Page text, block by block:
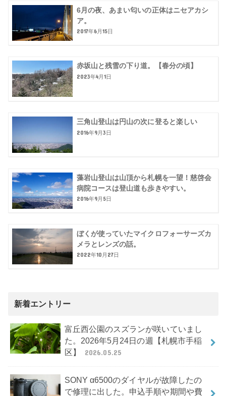
6月の夜、あまい匂いの正体はニセアカシ
ア。
2017年6月15日
赤坂山と残雪の下り道。【春分の頃】
2023年4月1日
三角山登山は円山の次に登ると楽しい
2016年9月3日
藻岩山登山は山頂から札幌を一望！慈啓会
病院コースは登山道も歩きやすい。
2016年9月5日
ぼくが使っていたマイクロフォーサーズカ
メラとレンズの話。
2022年10月27日
新着エントリー
富丘西公園のスズランが咲いていまし
た。2026年5月24日の週【札幌市手稲
区】
2026.05.25
SONY α6500のダイヤルが故障したの
で修理に出した。申込手順や期間や費